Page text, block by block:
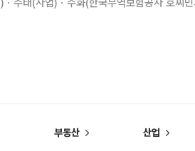
주태(사업)ㆍ주화(한국무역보험공사 호찌
부동산 산업